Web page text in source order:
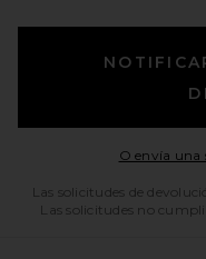
O envía una
Las solicitudes de
Las solicitudes no